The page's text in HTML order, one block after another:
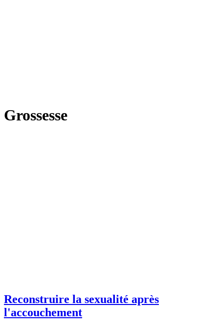
Grossesse
Reconstruire la sexualité après
l'accouchement